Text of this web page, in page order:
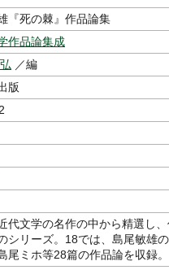
『死の棘』作品論集
作品論集成
／編
版
代文学の名作の中から精選し
シリーズ。18では、島尾敏雄
尾ミホ等28篇の作品論を収録。